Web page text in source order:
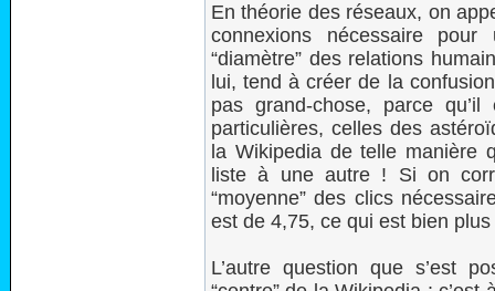
En théorie des réseaux, on
connexions nécessaire
“diamètre” des relations
lui, tend à créer de la
pas grand-chose, parce
particulières, celles des
la Wikipedia de telle manière
liste à une autre ! Si on
“moyenne” des clics
est de 4,75, ce qui est bien
L’autre question que s’est